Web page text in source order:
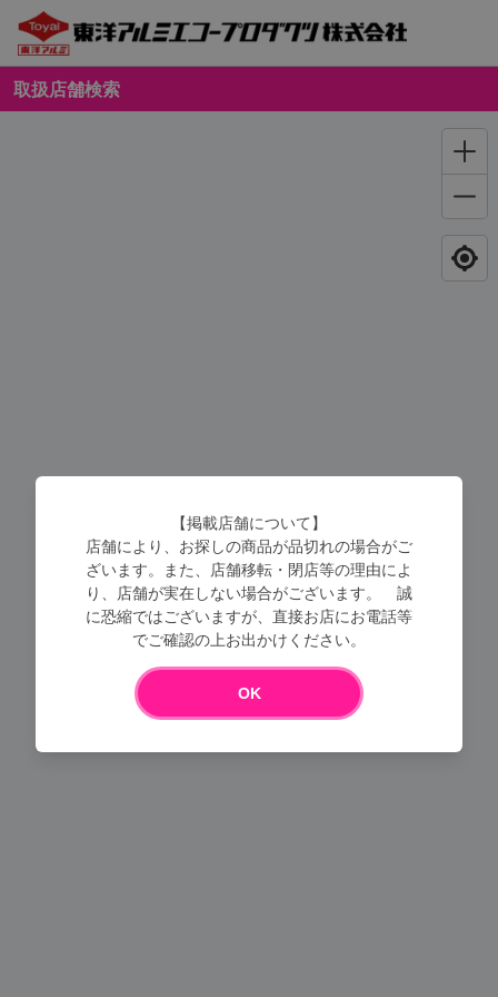
取扱店舗検索
Loading...
【掲載店舗について】
店舗により、お探しの商品が品切れの場合がご
ざいます。また、店舗移転・閉店等の理由によ
り、店舗が実在しない場合がございます。 誠
に恐縮ではございますが、直接お店にお電話等
でご確認の上お出かけください。
OK